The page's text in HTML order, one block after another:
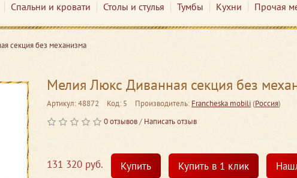
Спальни и кровати Столы и стулья Тумбы Кухни Прочая
секция без механизма
Мелия Люкс Диванная секция без
Артикул: 48872 Код: 5 Производитель: Francheska mobili(Россия)
0 отзывов/ Написать отзыв
131 320 руб. Купить Купить в 1 клик